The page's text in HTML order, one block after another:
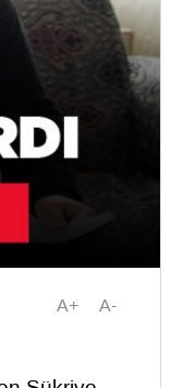
A+ A-